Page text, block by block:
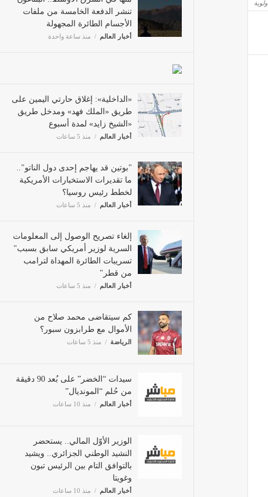
تنشر الدفعة الخامسة من ملفات
الأجسام الطائرة المجهولة
أخبار العالم منذ ساعة واحدة
على طريق «الملك فهد» ومدخل
طريق «الشيخ زايد» لمدة أسبوع
أخبار العالم
ما تقديرات الاستخبارات الأمريكية
لخطط رئيس روسيا؟
أخبار العالم منذ 5 ساعات
السرية لوزير أمريكي سابق بسبب"
تسريبات الطائرة المهداة لترامب
من قطر"
أخبار العالم
الأموال مع طرابزون سبور؟
الرياضة منذ 5 ساعات
من حُلم “المونديال”
أخبار العالم منذ 10 ساعات
الوزير الأوّل المالي.. يستحضر
النشيد الوطني الجزائري.. ويشيد
بالتوافق التام بين الرئيس تبون
وغويتا
أخبار العالم